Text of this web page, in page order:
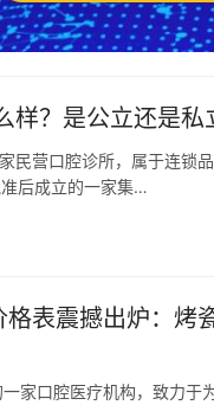
？是公立还是私
民营口腔诊所，属于连锁
后成立的一家集…
表震撼出炉：
家口腔医疗机构，致力